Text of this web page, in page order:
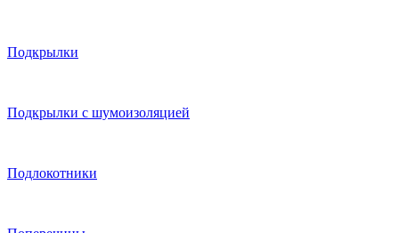
Подкрылки
Подкрылки с шумоизоляцией
Подлокотники